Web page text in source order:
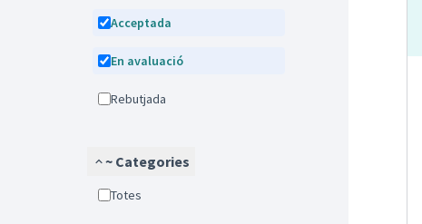
Acceptada
En avaluació
Rebutjada
~ Categories
Totes